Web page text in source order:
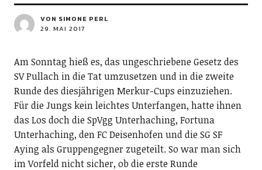
VON SIMONE PERL
29. MAI 2017
Am Sonntag hieß es, das ungeschriebene Gesetz des
SV Pullach in die Tat umzusetzen und in die zweite
Runde des diesjährigen Merkur-Cups einzuziehen.
Für die Jungs kein leichtes Unterfangen, hatte ihnen
das Los doch die SpVgg Unterhaching, Fortuna
Unterhaching, den FC Deisenhofen und die SG SF
Aying als Gruppengegner zugeteilt. So war man sich
im Vorfeld nicht sicher, ob die erste Runde